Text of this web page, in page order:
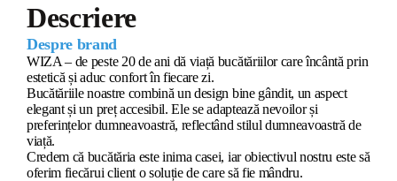
Descriere
Despre brand
WIZA – de peste 20 de ani dă viață bucătăriilor care încântă prin
estetică și aduc confort în fiecare zi.
Bucătăriile noastre combină un design bine gândit, un aspect
elegant și un preț accesibil. Ele se adaptează nevoilor și
preferințelor dumneavoastră, reflectând stilul dumneavoastră de
viață.
Credem că bucătăria este inima casei, iar obiectivul nostru este să
oferim fiecărui client o soluție de care să fie mândru.